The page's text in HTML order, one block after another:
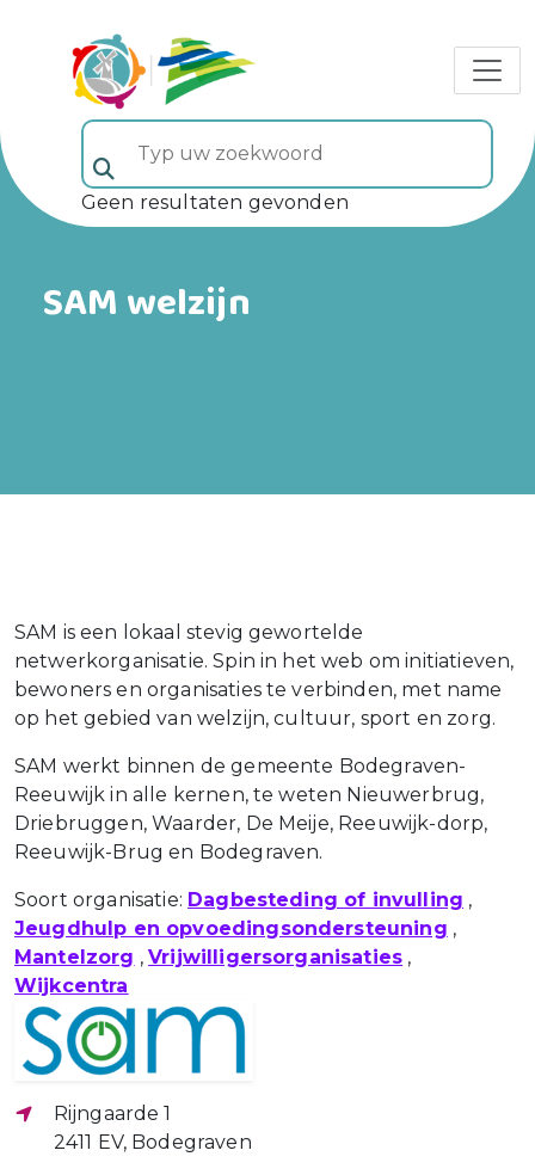
Typ uw zoekwoord (veld 5)
Geen resultaten gevonden
SAM welzijn
SAM is een lokaal stevig gewortelde
netwerkorganisatie. Spin in het web om initiatieven,
bewoners en organisaties te verbinden, met name
op het gebied van welzijn, cultuur, sport en zorg.
SAM werkt binnen de gemeente Bodegraven-
Reeuwijk in alle kernen, te weten Nieuwerbrug,
Driebruggen, Waarder, De Meije, Reeuwijk-dorp,
Reeuwijk-Brug en Bodegraven.
Soort organisatie: Dagbesteding of invulling ,
Jeugdhulp en opvoedingsondersteuning ,
Mantelzorg ,Vrijwilligersorganisaties ,
Wijkcentra
Rijngaarde 1
2411 EV, Bodegraven